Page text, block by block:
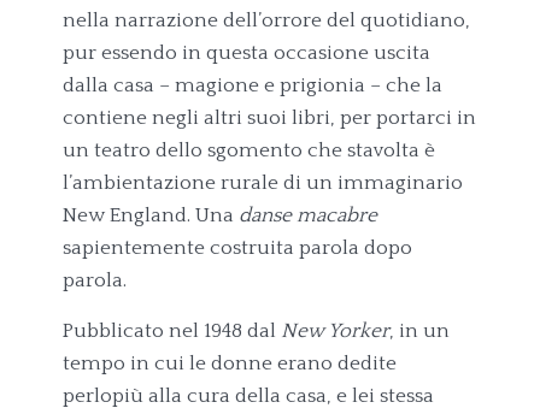
nella narrazione dell’orrore del quotidiano,
pur essendo in questa occasione uscita
dalla casa – magione e prigionia – che la
contiene negli altri suoi libri, per portarci in
un teatro dello sgomento che stavolta è
l’ambientazione rurale di un immaginario
New England. Una danse macabre
sapientemente costruita parola dopo
parola.
Pubblicato nel 1948 dal New Yorker, in un
tempo in cui le donne erano dedite
perlopiù alla cura della casa, e lei stessa